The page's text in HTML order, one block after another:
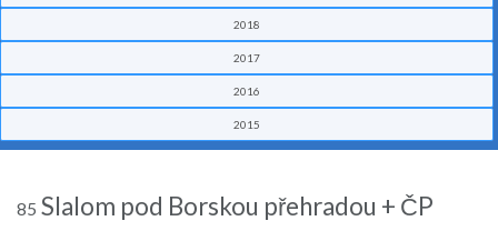
2018
2017
2016
2015
85 Slalom pod Borskou přehradou + ČP